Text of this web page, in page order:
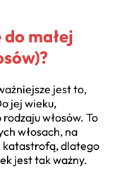
małej
jest to,
jej wieku,
włosów. To
włosach, na
katastrofą, dlatego
jest tak ważny.